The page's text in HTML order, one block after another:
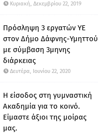
Κυριακή, Δεκεμβρίου 22, 2019
Πρόσληψη 3 εργατών ΥΕ
στον Δήμο Δάφνης-Υμηττού
με σύμβαση 3μηνης
διάρκειας
Δευτέρα, Ιουνίου 22, 2020
Η είσοδος στη γυμναστική
Ακαδημία για το κοινό.
Είμαστε άξιοι της μοίρας
μας.